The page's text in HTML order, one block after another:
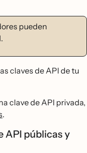
pueden
claves de API de tu
clave de API privada,
.
API públicas y